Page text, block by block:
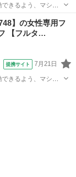
きるよう、マシン
苦手な方がほとん
動きを意識しまし
】の女性専用フ
【フルタ…
提携サイト 7月21日
きるよう、マシン